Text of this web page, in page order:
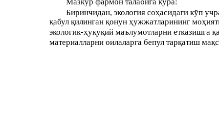
Биринчидан, экология соҳасидаги кўп
қабул қилинган қонун ҳужжатларининг
экологик-ҳуқуқий маълумотларни етказишга
материалларни оилаларга бепул тарқатиш